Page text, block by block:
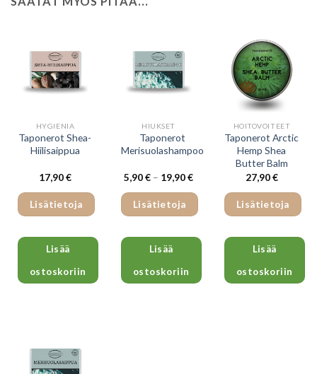
HYGIENIA
Taponerot Shea-
Hiilisaippua
17,90€
Lisätietoja
Lisää
ostoskoriin
HIUKSET
Taponerot
Merisuolashampoo
5,90€ – 19,90€Hintaluokka:
-
Lisätietoja
Lisää
ostoskoriin
HOITOVOITEET
Taponerot Arctic
Hemp Shea
Butter Balm
27,90€
Lisätietoja
Lisää
ostoskoriin